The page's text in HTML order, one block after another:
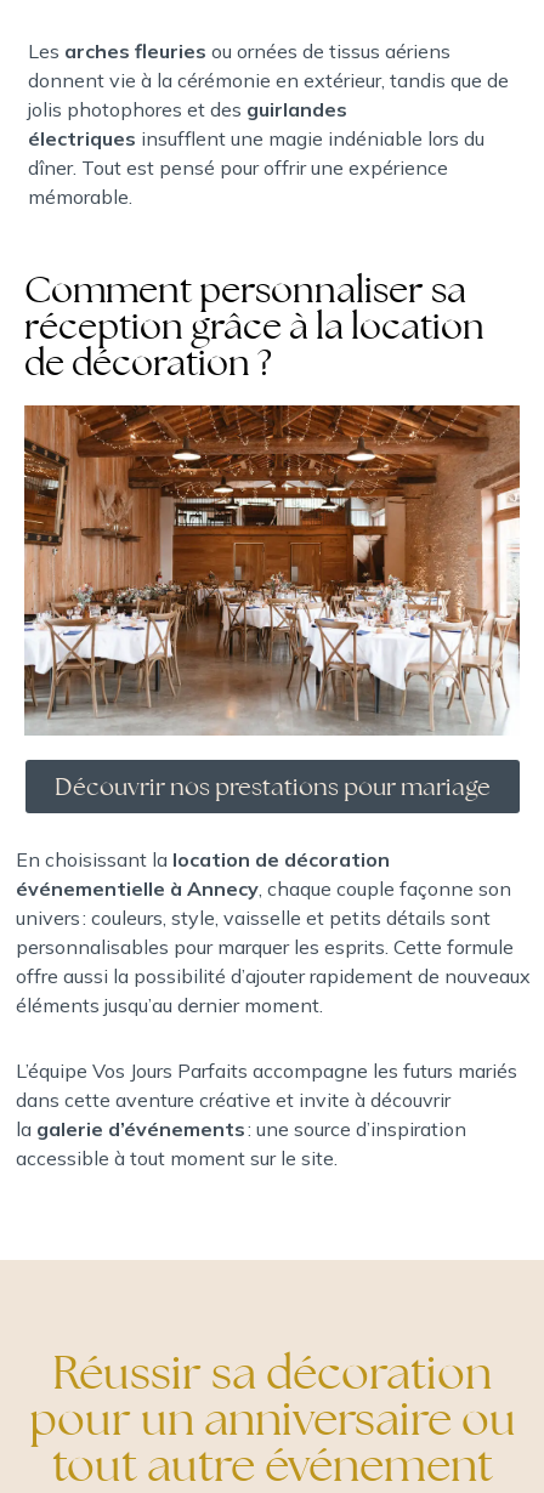
Les arches fleuries ou ornées de tissus aériens
donnent vie à la cérémonie en extérieur, tandis que de
jolis photophores et des guirlandes
électriques insufflent une magie indéniable lors du
dîner. Tout est pensé pour offrir une expérience
mémorable.
Comment personnaliser sa
réception grâce à la location
de décoration ?
Découvrir nos prestations pour mariage
En choisissant la location de décoration
événementielle à Annecy , chaque couple façonne son
univers : couleurs, style, vaisselle et petits détails sont
personnalisables pour marquer les esprits. Cette formule
offre aussi la possibilité d’ajouter rapidement de nouveaux
éléments jusqu’au dernier moment.
L’équipe Vos Jours Parfaits accompagne les futurs mariés
dans cette aventure créative et invite à découvrir
la galerie d’événements: une source d’inspiration
accessible à tout moment sur le site.
Réussir sa décoration
pour un anniversaire ou
tout autre événement